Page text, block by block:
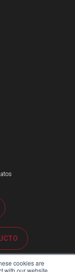
cookies are
with our website